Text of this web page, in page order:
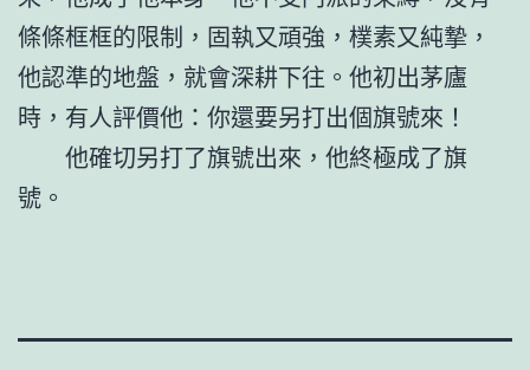
條條框框的限制，固執又頑強，樸素又純摯，
他認準的地盤，就會深耕下往。他初出茅廬
時，有人評價他：你還要另打出個旗號來！
他確切另打了旗號出來，他終極成了旗
號。